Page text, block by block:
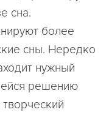
сна.
более
сны. Нередко
нужный
решению